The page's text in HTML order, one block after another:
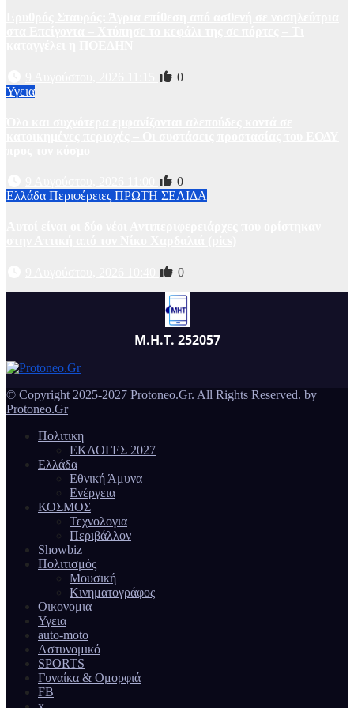
0
Υγεια
0
Ελλάδα Περιφέρειες ΠΡΩΤΗ ΣΕΛΙΔΑ
0
Μ.Η.Τ. 252057
© Copyright 2025-2027 Protoneo.Gr. All Rights Reserved. by
Protoneo.Gr
Πολιτικη
ΕΚΛΟΓΕΣ 2027
Ελλάδα
Εθνική Άμυνα
Ενέργεια
ΚΟΣΜΟΣ
Τεχνολογια
Περιβάλλον
Showbiz
Πολιτισμός
Μουσική
Κινηματογράφος
Οικονομια
Υγεια
auto-moto
Αστυνομικό
SPORTS
Γυναίκα & Ομορφιά
FB